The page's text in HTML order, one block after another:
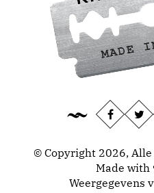
© Copyright 2026,
Made with
Weergegevens